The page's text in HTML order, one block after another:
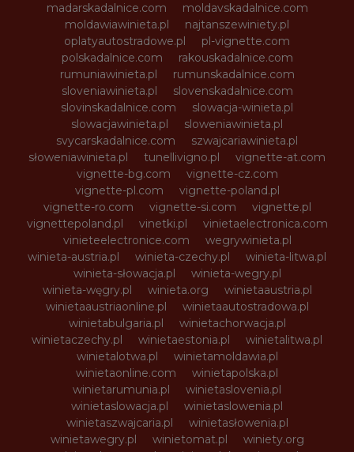
madarskadalnice.com
moldavskadalnice.com
moldawiawinieta.pl
najtanszewiniety.pl
oplatyautostradowe.pl
pl-vignette.com
polskadalnice.com
rakouskadalnice.com
rumuniawinieta.pl
rumunskadalnice.com
sloveniawinieta.pl
slovenskadalnice.com
slovinskadalnice.com
slowacja-winieta.pl
slowacjawinieta.pl
sloweniawinieta.pl
svycarskadalnice.com
szwajcariawinieta.pl
słoweniawinieta.pl
tunellivigno.pl
vignette-at.com
vignette-bg.com
vignette-cz.com
vignette-pl.com
vignette-poland.pl
vignette-ro.com
vignette-si.com
vignette.pl
vignettepoland.pl
vinetki.pl
vinietaelectronica.com
vinieteelectronice.com
wegrywinieta.pl
winieta-austria.pl
winieta-czechy.pl
winieta-litwa.pl
winieta-słowacja.pl
winieta-wegry.pl
winieta-węgry.pl
winieta.org
winietaaustria.pl
winietaaustriaonline.pl
winietaautostradowa.pl
winietabulgaria.pl
winietachorwacja.pl
winietaczechy.pl
winietaestonia.pl
winietalitwa.pl
winietalotwa.pl
winietamoldawia.pl
winietaonline.com
winietapolska.pl
winietarumunia.pl
winietaslovenia.pl
winietaslowacja.pl
winietaslowenia.pl
winietaszwajcaria.pl
winietasłowenia.pl
winietawegry.pl
winietomat.pl
winiety.org